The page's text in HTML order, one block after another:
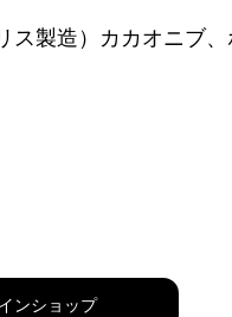
ス製造）カカオニブ
ンショップ